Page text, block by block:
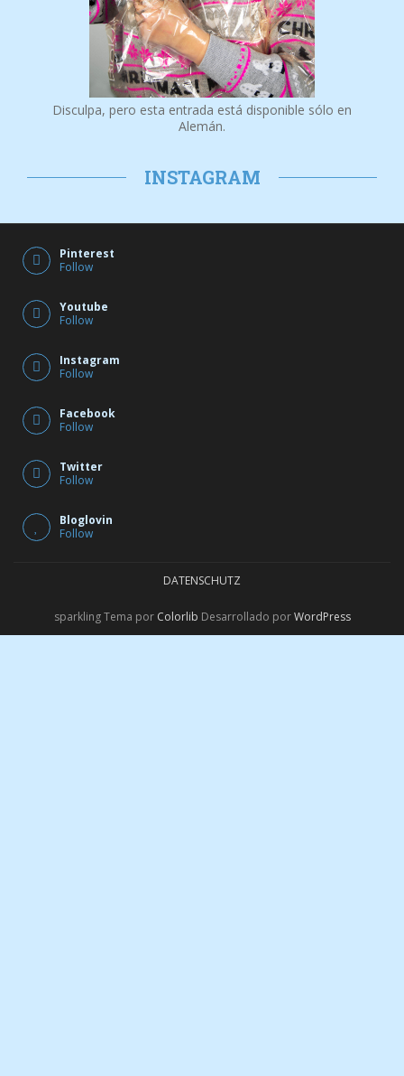
Disculpa, pero esta entrada está disponible sólo en
Alemán.
INSTAGRAM
Pinterest
Follow
Youtube
Follow
Instagram
Follow
Facebook
Follow
Twitter
Follow
Bloglovin
Follow
DATENSCHUTZ
sparkling Tema por Colorlib Desarrollado porWordPress